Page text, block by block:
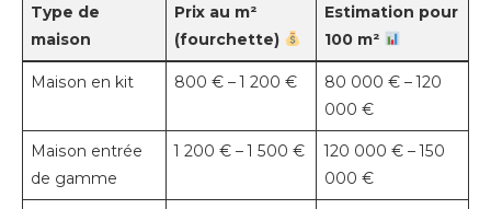
Type de
maison
Prix au m²
(fourchette)
Estimation pour
100 m²
Maison en kit 800 € – 1 200 €
80 000 € – 120
000 €
Maison entrée
de gamme
1 200 € – 1 500 €
120 000 € – 150
000 €